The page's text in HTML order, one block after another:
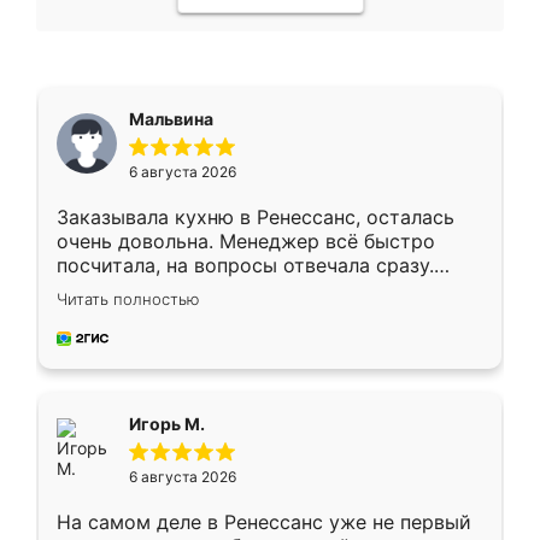
Мальвина
6 августа 2026
Заказывала кухню в Ренессанс, осталась
очень довольна. Менеджер всё быстро
посчитала, на вопросы отвечала сразу.
Замерщик приехал в субботу, подошёл к
делу со всей ответственностью. Собрали
за день, ребята работали аккуратно, даже
Читать полностью
Игорь М.
6 августа 2026
На самом деле в Ренессанс уже не первый